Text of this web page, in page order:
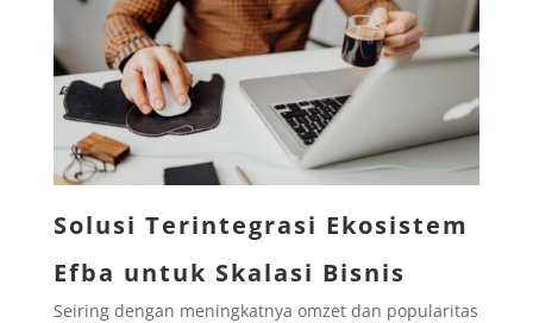
Solusi Terintegrasi Ekosistem
Efba untuk Skalasi Bisnis
Seiring dengan meningkatnya omzet dan popularitas